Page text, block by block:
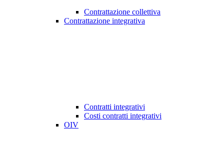
Contrattazione collettiva
Contrattazione integrativa
Contratti integrativi
Costi contratti integrativi
OIV